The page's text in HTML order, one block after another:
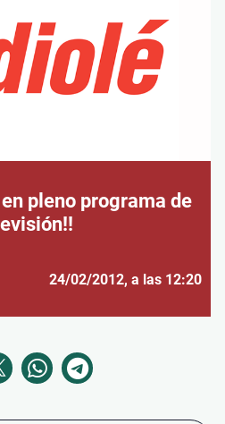
en pleno programa de
24/02/2012, a las 12:20